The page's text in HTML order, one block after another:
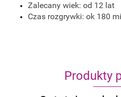
Zalecany wiek: od 12 lat
Czas rozgrywki: ok 180
Produkty